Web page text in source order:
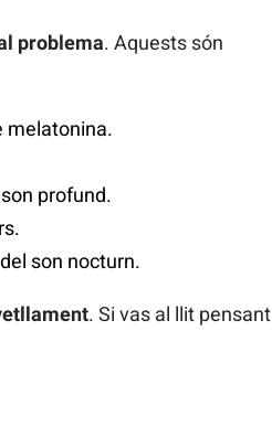
problema. Aquests són
melatonina.
profund.
son nocturn.
. Si vas al llit pensant